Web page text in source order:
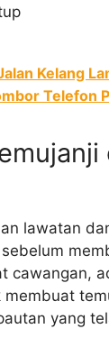
Kelang
Telefon
lawatan
cawangan,
membuat
yang